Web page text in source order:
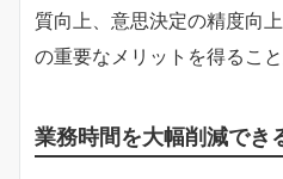
質向上、意思決定の精度向
の重要なメリットを得ること
業務時間を大幅削減でき